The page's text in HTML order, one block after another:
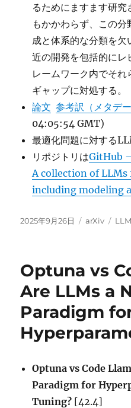
るためにますます研
もかかわらず、この
成と体系的な分類を
近の開発を包括的にレ
レームワーク内でそ
ギャップに対処する。
論文 参考訳（メタデー
04:05:54 GMT)
最適化問題に対する
リポジトリはGitHub
A collection of
including modeling
投
2025年9月26日
カ
ー
arXiv
タ
LLM
Optuna vs
Are LLMs a
Paradigm
Optuna vs Code
Paradigm for
Tuning? [42.4]